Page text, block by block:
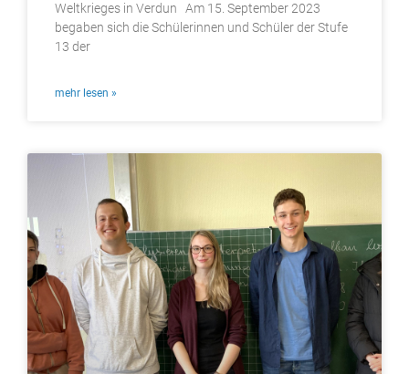
Weltkrieges in Verdun Am 15. September 2023
begaben sich die Schülerinnen und Schüler der Stufe
13 der
mehr lesen »